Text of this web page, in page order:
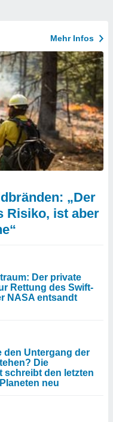
Mehr Infos
„Der
Risiko, ist aber
Der private
Rettung des Swift-
NASA entsandt
den Untergang der
Die
schreibt den letzten
neu